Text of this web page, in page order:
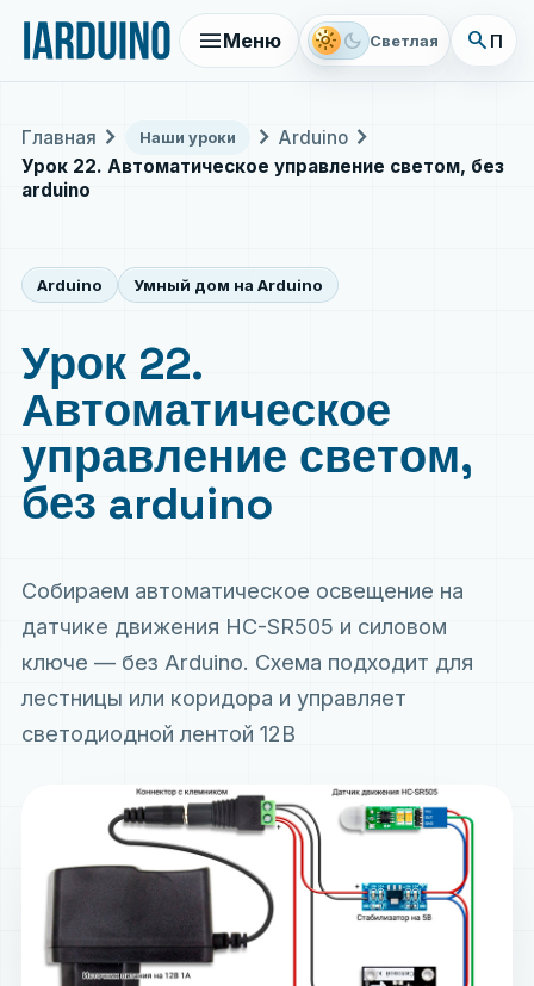
menuМеню light_mode dark_mode Светлая search
Главная chevron_right Наши уроки chevron_right Arduino chevron_right
Урок 22. Автоматическое управление светом, без
arduino
Arduino Умный дом на Arduino
Урок 22.
Автоматическое
управление светом,
без arduino
Собираем автоматическое освещение на
датчике движения HC-SR505 и силовом
ключе — без Arduino. Схема подходит для
лестницы или коридора и управляет
светодиодной лентой 12В